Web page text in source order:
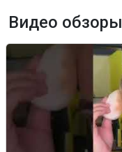
Видео обзоры